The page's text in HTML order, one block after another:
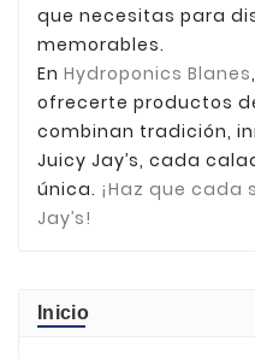
que necesitas para
memorables.
En Hydroponics Blanes
ofrecerte productos
combinan tradición,
Juicy Jay’s, cada
única. ¡Haz que cada
Jay’s!
Inicio